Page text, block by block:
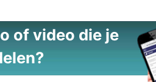
of video die je